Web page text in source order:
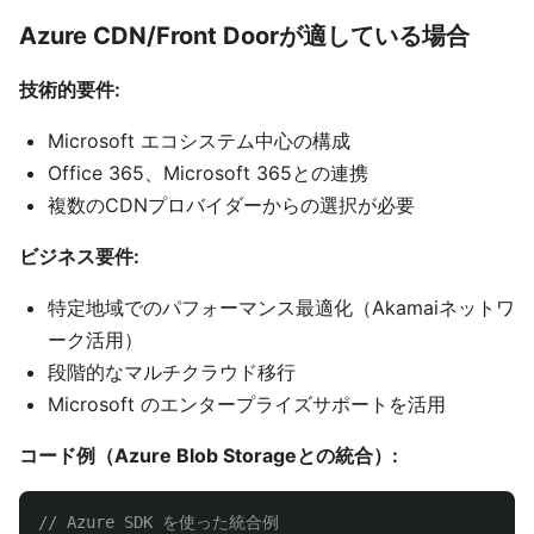
Azure CDN/Front Doorが適している場合
技術的要件:
Microsoft エコシステム中心の構成
Office 365、Microsoft 365との連携
複数のCDNプロバイダーからの選択が必要
ビジネス要件:
特定地域でのパフォーマンス最適化（Akamaiネットワ
ーク活用）
段階的なマルチクラウド移行
Microsoft のエンタープライズサポートを活用
コード例（Azure Blob Storageとの統合）:
// Azure SDK を使った統合例